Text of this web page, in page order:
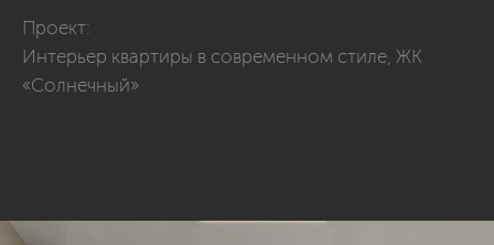
Проект:
Интерьер квартиры в современном стиле, ЖК
«Солнечный»